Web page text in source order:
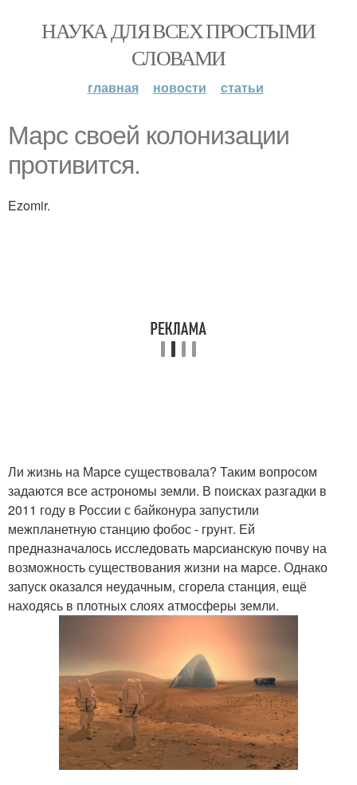
НАУКА ДЛЯ ВСЕХ ПРОСТЫМИ
СЛОВАМИ
главная новости статьи
Марс своей колонизации
противится.
Ezomir.
Ли жизнь на Марсе существовала? Таким вопросом
задаются все астрономы земли. В поисках разгадки в
2011 году в России с байконура запустили
межпланетную станцию фобос - грунт. Ей
предназначалось исследовать марсианскую почву на
возможность существования жизни на марсе. Однако
запуск оказался неудачным, сгорела станция, ещё
находясь в плотных слоях атмосферы земли.